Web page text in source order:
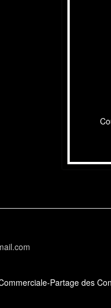
Partage des